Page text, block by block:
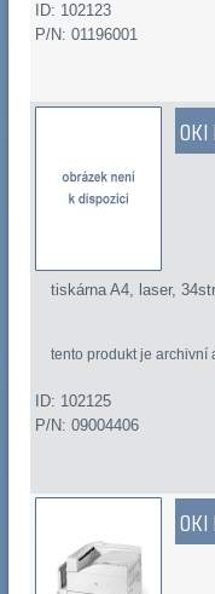
ID: 102123
P/N: 01196001
tiskárna A4, laser,
tento produkt je archivní
ID: 102125
P/N: 09004406